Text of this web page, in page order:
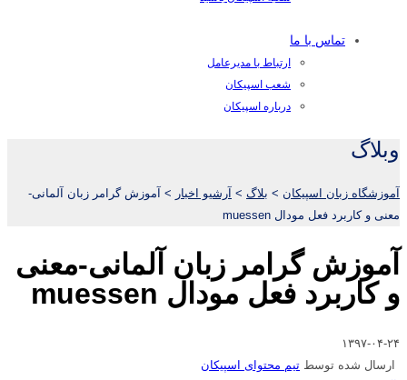
تماس با ما
ارتباط با مدیرعامل
شعب اسپیکان
درباره اسپیکان
وبلاگ
آموزشگاه زبان اسپیکان > بلاگ > آرشیو اخبار > آموزش گرامر زبان آلمانی-
معنی و کاربرد فعل مودال muessen
آموزش گرامر زبان آلمانی-معنی
و کاربرد فعل مودال muessen
۱۳۹۷-۰۴-۲۴
ارسال شده توسط تیم محتوای اسپیکان